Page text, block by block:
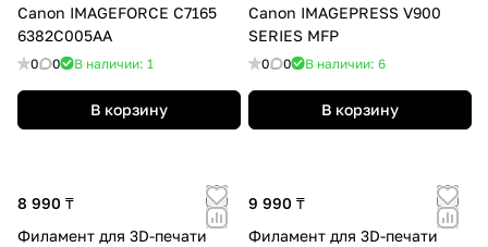
Canon IMAGEFORCE C7165
6382C005AA
0 0 В наличии: 1
В корзину
Canon IMAGEPRESS V900
SERIES MFP
0 0 В наличии: 6
В корзину
8 990 ₸
Филамент для 3D-печати
9 990 ₸
Филамент для 3D-печати